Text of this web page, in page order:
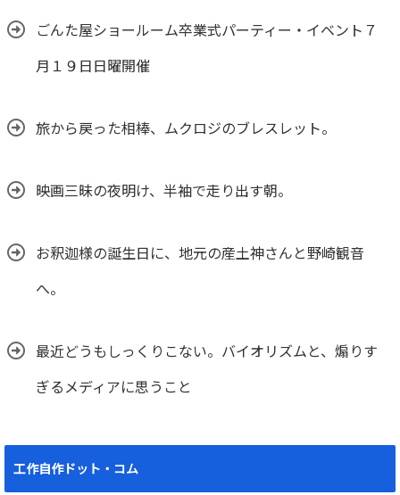
ごんた屋ショールーム卒業式パーティー・イベント７
月１９日日曜開催
旅から戻った相棒、ムクロジのブレスレット。
映画三昧の夜明け、半袖で走り出す朝。
お釈迦様の誕生日に、地元の産土神さんと野崎観音
へ。
最近どうもしっくりこない。バイオリズムと、煽りす
ぎるメディアに思うこと
工作自作ドット・コム